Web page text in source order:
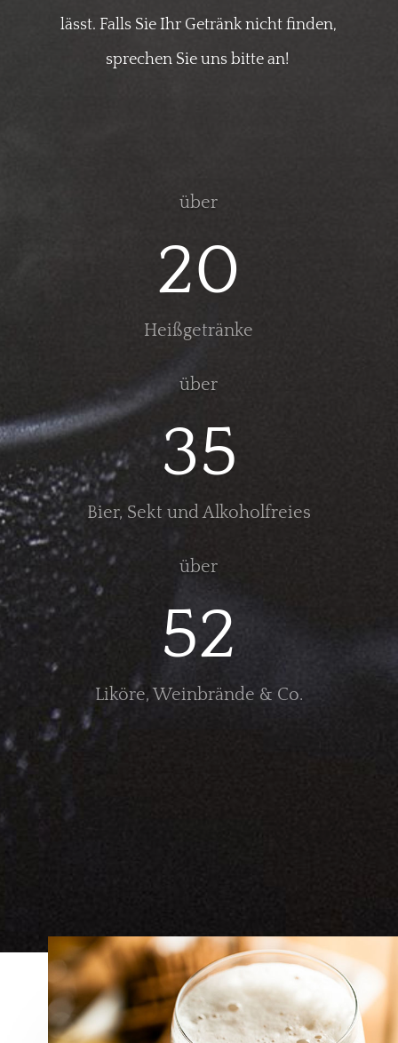
lässt. Falls Sie Ihr Getränk nicht finden,
sprechen Sie uns bitte an!
über
20
Heißgetränke
über
35
Bier, Sekt und Alkoholfreies
über
52
Liköre, Weinbrände & Co.